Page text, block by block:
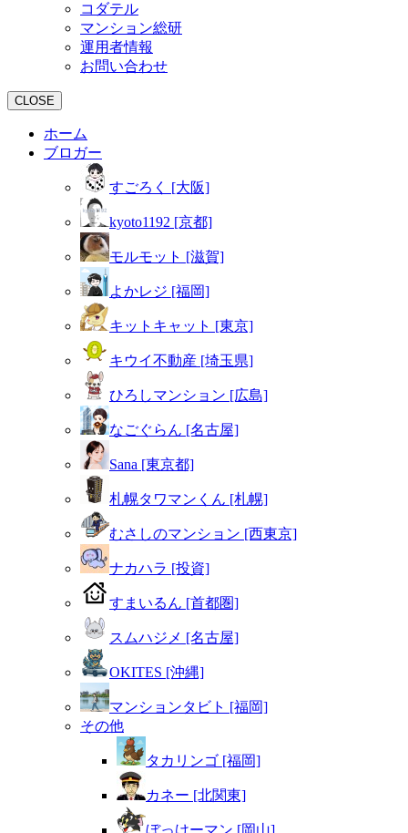
コダテル
マンション総研
運用者情報
お問い合わせ
CLOSE
ホーム
ブロガー
すごろく [大阪]
kyoto1192 [京都]
モルモット [滋賀]
よかレジ [福岡]
キットキャット [東京]
キウイ不動産 [埼玉県]
ひろしマンション [広島]
なごぐらん [名古屋]
Sana [東京都]
札幌タワマンくん [札幌]
むさしのマンション [西東京]
ナカハラ [投資]
すまいるん [首都圏]
スムハジメ [名古屋]
OKITES [沖縄]
マンションタビト [福岡]
その他
タカリンゴ [福岡]
カネー [北関東]
ぼっけーマン [岡山]